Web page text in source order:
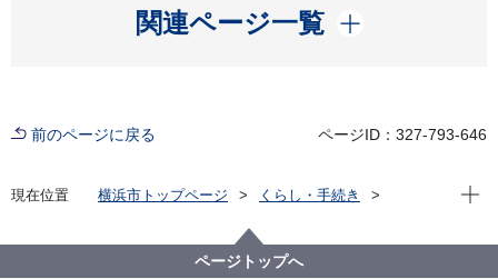
関連ページ一覧
開く
前のページに戻る ページID：327-793-646
現在位置 横浜市トップページ
くらし・手続き
市民相談室 （市庁舎３階）
現在
ページトップへ